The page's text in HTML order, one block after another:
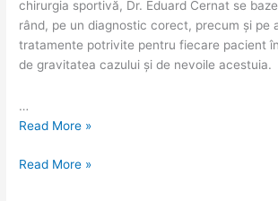
chirurgia sportivă, Dr. Eduard Cernat se
rând, pe un diagnostic corect, precum și pe
tratamente potrivite pentru fiecare pacient
de gravitatea cazului și de nevoile acestuia.
…
Read More »
Read More »